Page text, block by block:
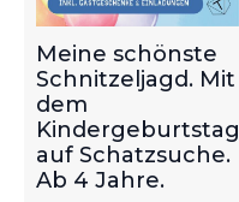
Meine schönste
Schnitzeljagd. Mit
dem
Kindergeburtstag
auf Schatzsuche.
Ab 4 Jahre.